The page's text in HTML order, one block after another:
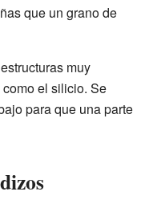
que un grano de
muy
el silicio. Se
para que una parte